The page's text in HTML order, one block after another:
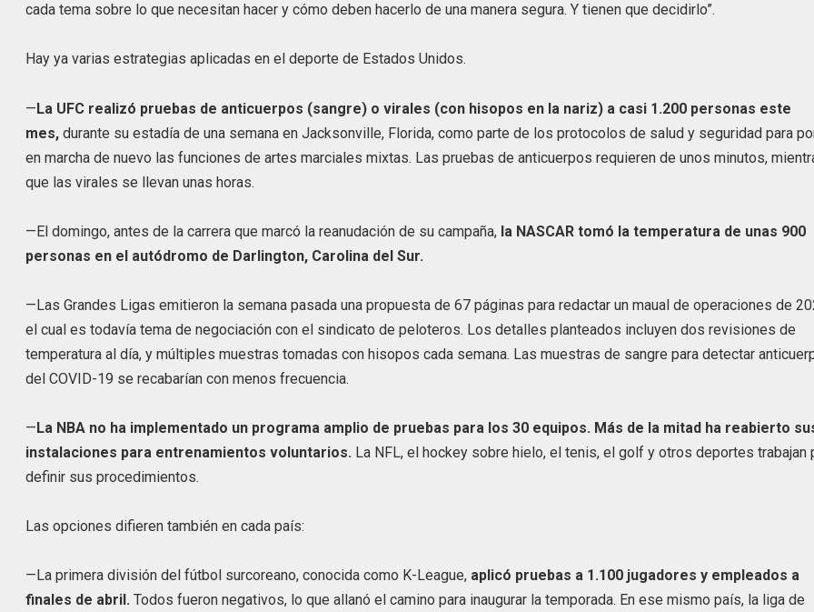
cada tema sobre lo que necesitan hacer y cómo deben hacerlo de una manera segura. Y tienen que decidirlo”.
Hay ya varias estrategias aplicadas en el deporte de Estados Unidos.
—La UFC realizó pruebas de anticuerpos (sangre) o virales (con hisopos en la nariz) a casi 1.200 personas este
mes, durante su estadía de una semana en Jacksonville, Florida, como parte de los protocolos de salud y seguridad para
en marcha de nuevo las funciones de artes marciales mixtas. Las pruebas de anticuerpos requieren de unos minutos,
que las virales se llevan unas horas.
—El domingo, antes de la carrera que marcó la reanudación de su campaña, la NASCAR tomó la temperatura de unas 900
personas en el autódromo de Darlington, Carolina del Sur.
—Las Grandes Ligas emitieron la semana pasada una propuesta de 67 páginas para redactar un maual de operaciones de
el cual es todavía tema de negociación con el sindicato de peloteros. Los detalles planteados incluyen dos revisiones de
temperatura al día, y múltiples muestras tomadas con hisopos cada semana. Las muestras de sangre para detectar
del COVID-19 se recabarían con menos frecuencia.
—La NBA no ha implementado un programa amplio de pruebas para los 30 equipos. Más de la mitad ha reabierto
instalaciones para entrenamientos voluntarios. La NFL, el hockey sobre hielo, el tenis, el golf y otros deportes trabajan
definir sus procedimientos.
Las opciones difieren también en cada país:
—La primera división del fútbol surcoreano, conocida como K-League, aplicó pruebas a 1.100 jugadores y empleados a
finales de abril. Todos fueron negativos, lo que allanó el camino para inaugurar la temporada. En ese mismo país, la liga de